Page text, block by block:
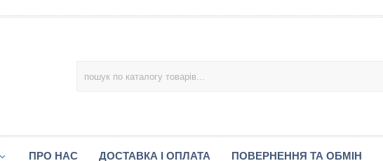
ПРО НАС ДОСТАВКА І ОПЛАТА ПОВЕРНЕННЯ ТА ОБМІН